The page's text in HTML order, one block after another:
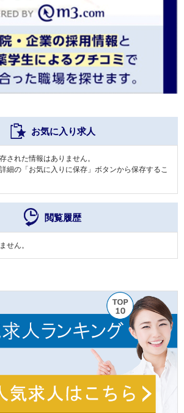
お気に入り求人
された情報はありません。
細の「お気に入りに保存」ボタンから保存するこ
閲覧履歴
せん。